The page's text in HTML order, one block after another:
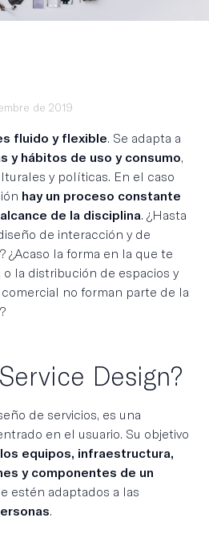
de 2019
fluido y flexible. Se adapta a
y hábitos de uso y consumo,
y políticas. En el caso
hay un proceso constante
de la disciplina. ¿Hasta
de interacción y de
¿Acaso la forma en la que te
la distribución de espacios y
no forman parte de la
Design?
de servicios, es una
en el usuario. Su objetivo
equipos, infraestructura,
y componentes de un
estén adaptados a las
.